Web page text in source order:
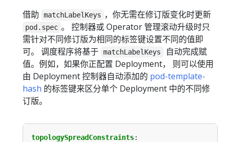
借助
matchLabelKeys ，你无需在修订版变化时更新
pod.spec 。 控制器或 Operator 管理滚动升级时只
需针对不同修订版为相同的标签键设置不同的值即
可。 调度程序将基于 matchLabelKeys
自动完成赋
值。例如，如果你正配置 Deployment， 则可以使用
由 Deployment 控制器自动添加的 pod-template-
hash 的标签键来区分单个 Deployment 中的不同修
订版。
topologySpreadConstraints: